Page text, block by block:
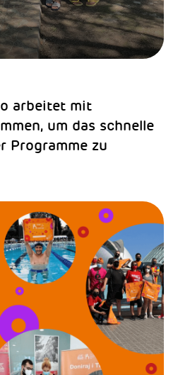
arbeitet mit
um das schnelle
Programme zu